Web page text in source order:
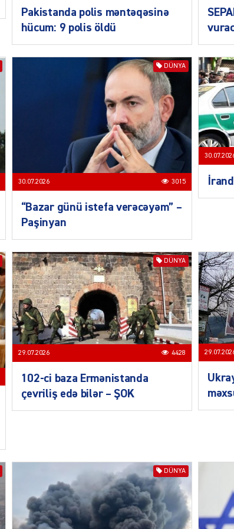
Pakistanda polis məntəqəsinə
hücum: 9 polis öldü
DÜNYA
30.07.2026 3015
“Bazar günü istefa verəcəyəm” –
Paşinyan
DÜNYA
29.07.2026 4428
102-ci baza Ermənistanda
çevriliş edə bilər – ŞOK
DÜNYA